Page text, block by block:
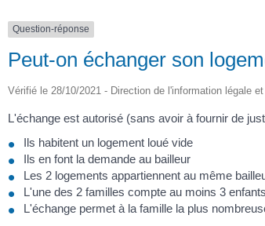
Question-réponse
Peut-on échanger son
Vérifié le 28/10/2021 - Direction de l'information légale
L'échange est autorisé (sans avoir à fournir de
Ils habitent un logement loué vide
Ils en font la demande au bailleur
Les 2 logements appartiennent au même
L'une des 2 familles compte au moins 3 enfants
L'échange permet à la famille la plus